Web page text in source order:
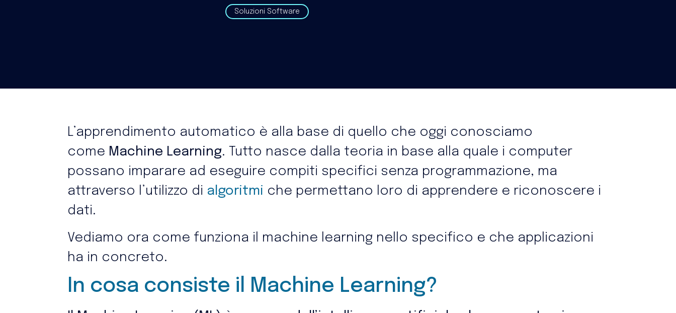
Soluzioni Software
L’apprendimento automatico è alla base di quello che oggi conosciamo
come Machine Learning. Tutto nasce dalla teoria in base alla quale i computer
possano imparare ad eseguire compiti specifici senza programmazione, ma
attraverso l’utilizzo di algoritmi che permettano loro di apprendere e riconoscere i
dati.
Vediamo ora come funziona il machine learning nello specifico e che applicazioni
ha in concreto.
In cosa consiste il Machine Learning?